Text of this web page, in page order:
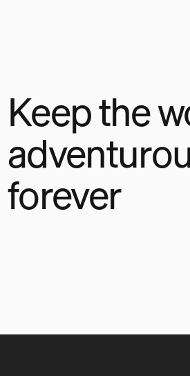
Keep the
forever